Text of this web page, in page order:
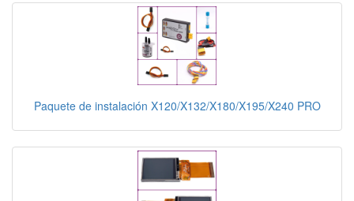
Paquete de instalación X120/X132/X180/X195/X240 PRO